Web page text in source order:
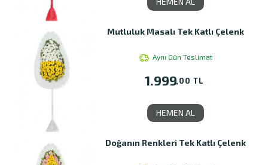
Mutluluk Masalı Tek Katlı Çelenk
Aynı Gün Teslimat
1.999,00 TL
HEMEN AL
Doğanın Renkleri Tek Katlı Çelenk